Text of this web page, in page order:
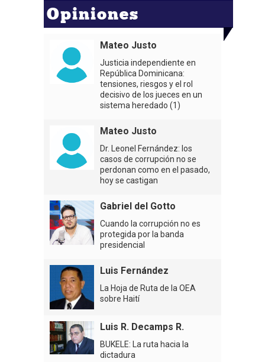
Opiniones
Mateo Justo
Justicia independiente en
República Dominicana:
tensiones, riesgos y el rol
decisivo de los jueces en un
sistema heredado (1)
Mateo Justo
Dr. Leonel Fernández: los
casos de corrupción no se
perdonan como en el pasado,
hoy se castigan
Gabriel del Gotto
Cuando la corrupción no es
protegida por la banda
presidencial
Luis Fernández
La Hoja de Ruta de la OEA
sobre Haití
Luis R. Decamps R.
BUKELE: La ruta hacia la
dictadura